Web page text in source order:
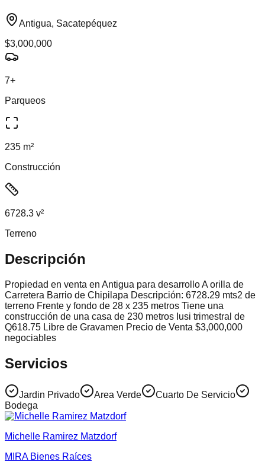
Antigua, Sacatepéquez
$3,000,000
7+
Parqueos
235 m²
Construcción
6728.3 v²
Terreno
Descripción
Propiedad en venta en Antigua para desarrollo A orilla de
Carretera Barrio de Chipilapa Descripción: 6728.29 mts2 de
terreno Frente y fondo de 28 x 235 metros Tiene una
construcción de una casa de 230 metros Iusi trimestral de
Q618.75 Libre de Gravamen Precio de Venta $3,000,000
negociables
Servicios
Jardin Privado Area Verde
Cuarto De Servicio
Bodega
Michelle Ramirez Matzdorf
MIRA Bienes Raíces